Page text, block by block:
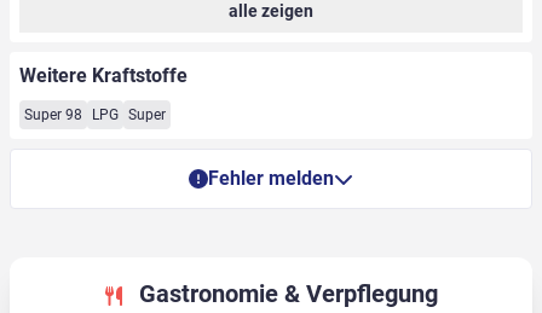
alle zeigen
Weitere Kraftstoffe
Super 98 LPG Super
Fehler melden
Gastronomie & Verpflegung